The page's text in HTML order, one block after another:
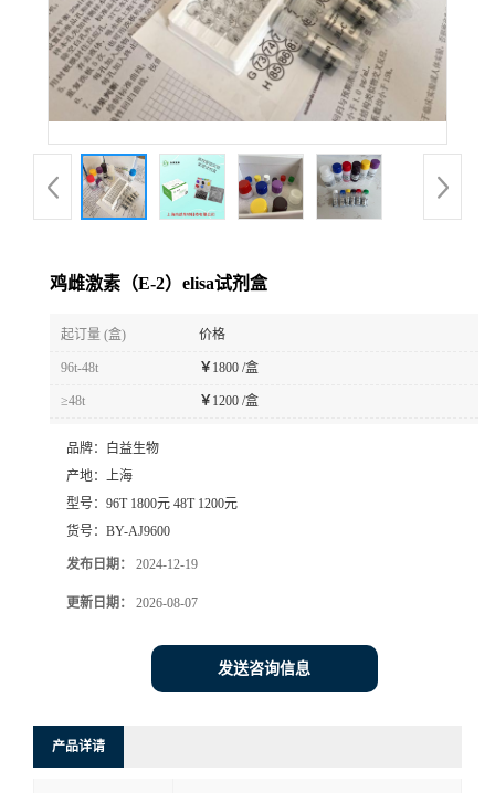
鸡雌激素（E-2）elisa试剂盒
起订量 (盒) 价格
96t-48t ￥ 1800 /盒
≥48t ￥ 1200 /盒
品牌：
白益生物
产地： 上海
型号： 96T 1800元 48T 1200元
货号： BY-AJ9600
发布日期： 2024-12-19
更新日期： 2026-08-07
发送咨询信息
产品详请